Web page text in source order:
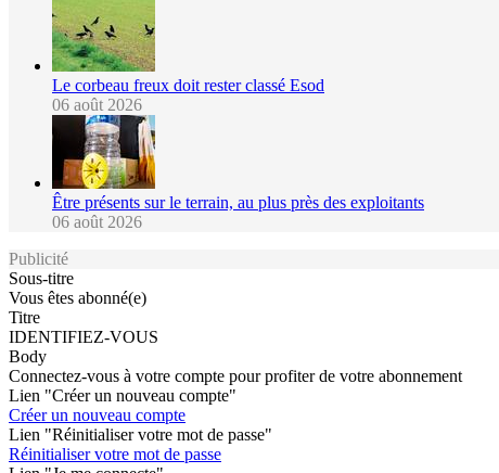
Le corbeau freux doit rester classé Esod
06 août 2026
Être présents sur le terrain, au plus près des exploitants
06 août 2026
Publicité
Sous-titre
Vous êtes abonné(e)
Titre
IDENTIFIEZ-VOUS
Body
Connectez-vous à votre compte pour profiter de votre abonnement
Lien "Créer un nouveau compte"
Créer un nouveau compte
Lien "Réinitialiser votre mot de passe"
Réinitialiser votre mot de passe